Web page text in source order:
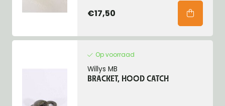
€17,50
Op voorraad
Willys MB
BRACKET, HOOD CATCH